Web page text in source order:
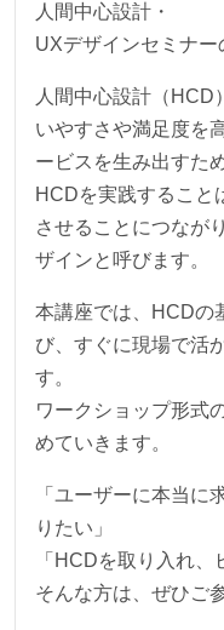
人間中心設計・
UXデザインセミナー
人間中心設計（HCD
いやすさや満足度を
ービスを生み出すた
HCDを実践すること
させることにつなが
ザインと呼びます。
本講座では、HCDの
び、すぐに現場で活
す。
ワークショップ形式
めていきます。
「ユーザーに本当に
りたい」
「HCDを取り入れ、
そんな方は、ぜひご